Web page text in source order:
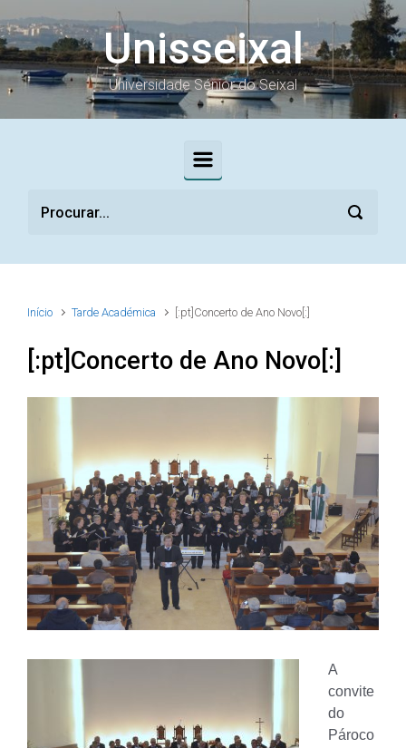
Skip to main content
Unisseixal
Universidade Sénior do Seixal
Início Tarde Académica [:pt]Concerto de Ano Novo[:]
[:pt]Concerto de Ano Novo[:]
A
convite
do
Pároco